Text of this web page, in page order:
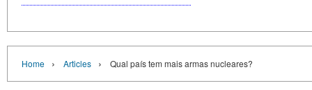
Home › Articles › Qual país tem mais armas nucleares?